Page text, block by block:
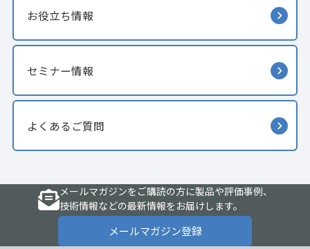
お役立ち情報
セミナー情報
よくあるご質問
メールマガジンをご購読の方に製品や評価事例、
技術情報などの最新情報をお届けします。
メールマガジン登録